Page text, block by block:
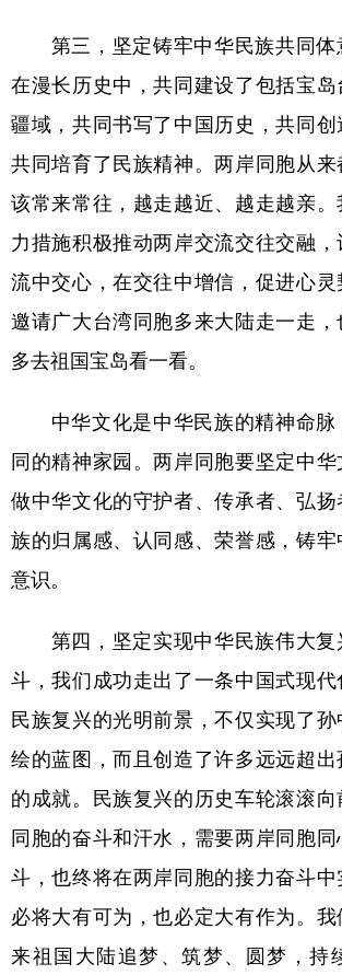
第三，坚定铸牢中华民族共同体
在漫长历史中，共同建设了包括宝岛
疆域，共同书写了中国历史，共同创
共同培育了民族精神。两岸同胞从来
该常来常往，越走越近、越走越亲
力措施积极推动两岸交流交往交融
流中交心，在交往中增信，促进心灵
邀请广大台湾同胞多来大陆走一走，
多去祖国宝岛看一看。
中华文化是中华民族的精神命脉
同的精神家园。两岸同胞要坚定中
做中华文化的守护者、传承者、弘扬
族的归属感、认同感、荣誉感，铸牢
意识。
第四，坚定实现中华民族伟大复
斗，我们成功走出了一条中国式现代
民族复兴的光明前景，不仅实现了
绘的蓝图，而且创造了许多远远超出
的成就。民族复兴的历史车轮滚滚
同胞的奋斗和汗水，需要两岸同胞
斗，也终将在两岸同胞的接力奋斗
必将大有可为，也必定大有作为。
来祖国大陆追梦、筑梦、圆梦，持